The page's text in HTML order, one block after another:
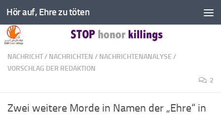
Zum Inhalt springen
Hör auf, Ehre zu töten
NACHRICHT/ NACHRICHTEN / NACHRICHTENANALYSE /
VORSCHLAG DER REDAKTION
2
Zwei weitere Morde in Namen der „Ehre“ in